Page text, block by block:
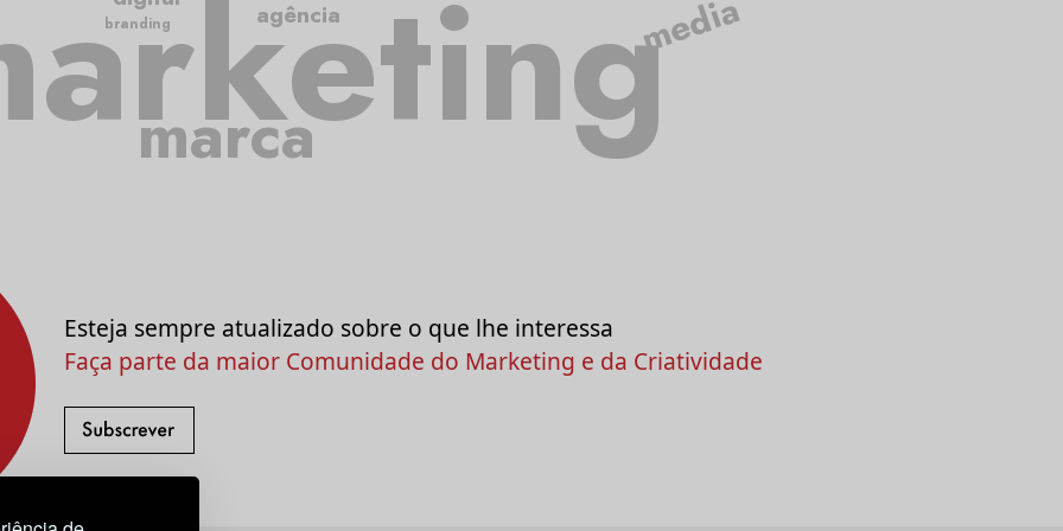
marca
media
agência
branding
Esteja sempre atualizado sobre o que lhe interessa
Faça parte da maior Comunidade do Marketing e da Criatividade